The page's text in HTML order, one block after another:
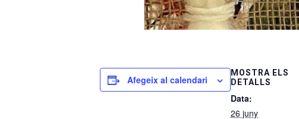
Afegeix al calendari
MOSTRA ELS
DETALLS
Data:
26 juny